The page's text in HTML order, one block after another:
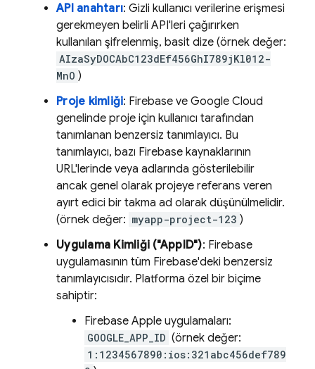
API anahtarı: Gizli kullanıcı verilerine erişmesi
gerekmeyen belirli API'leri çağırırken
kullanılan şifrelenmiş, basit dize (örnek değer:
AIzaSyDOCAbC123dEf456GhI789jKl012-
MnO )
Proje kimliği: Firebase veGoogle Cloud
genelinde proje için kullanıcı tarafından
tanımlanan benzersiz tanımlayıcı. Bu
tanımlayıcı, bazı Firebase kaynaklarının
URL'lerinde veya adlarında gösterilebilir
ancak genel olarak projeye referans veren
ayırt edici bir takma ad olarak düşünülmelidir.
(örnek değer: myapp-project-123 )
Uygulama Kimliği ("AppID"): Firebase
uygulamasının tüm Firebase'deki benzersiz
tanımlayıcısıdır. Platforma özel bir biçime
sahiptir:
Firebase Apple uygulamaları:
GOOGLE_APP_ID (örnek değer:
1:1234567890:ios:321abc456def789